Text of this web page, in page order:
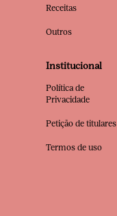
Receitas
Outros
Institucional
Política de
Privacidade
Petição de titulares
Termos de uso